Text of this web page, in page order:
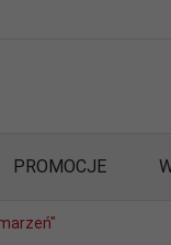
PROMOCJE